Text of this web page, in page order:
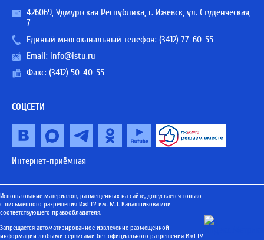
426069, Удмуртская Республика, г. Ижевск, ул. Студенческая,
7
Единый многоканальный телефон: (3412) 77-60-55
Email: info@istu.ru
Факс: (3412) 50-40-55
СОЦСЕТИ
Интернет-приёмная
Использование материалов, размещенных на сайте, допускается только
с письменного разрешения ИжГТУ им. М.Т. Калашникова или
соответствующего правообладателя.
Запрещается автоматизированное извлечение размещенной
информации любыми сервисами без официального разрешения ИжГТУ